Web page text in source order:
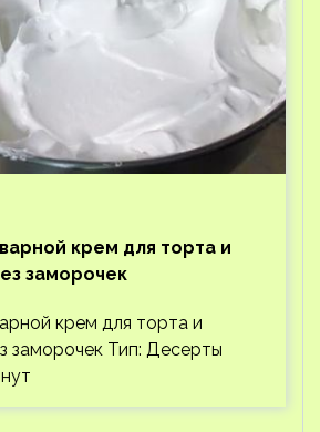
крем для торта и
заморочек
крем для торта и
заморочек Тип: Десерты